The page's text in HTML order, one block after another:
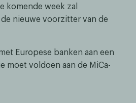
komende week zal
nieuwe voorzitter van de
Europese banken aan een
moet voldoen aan de MiCa-